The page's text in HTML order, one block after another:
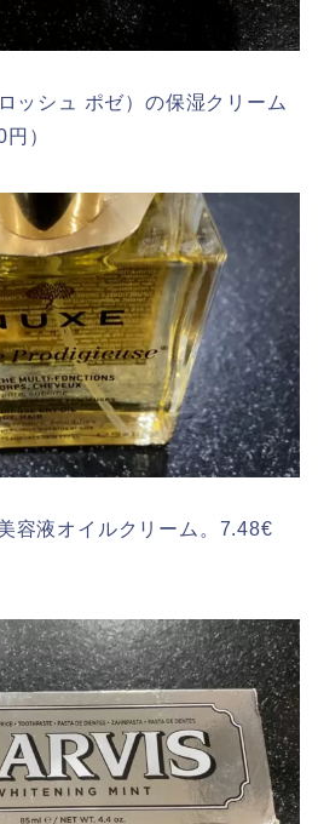
ッシュ ポゼ）の保湿クリーム
）
容液オイルクリーム。7.48€